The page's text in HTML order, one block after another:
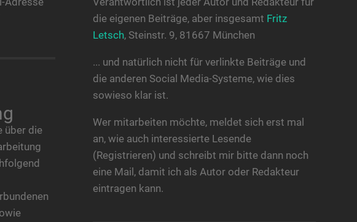
über die
die eigenen Beiträge, aber insgesamt Fritz
Letsch, Steinstr. 9, 81667 München
... und natürlich nicht für verlinkte Beiträge und
die anderen Social Media-Systeme, wie dies
sowieso klar ist.
Wer mitarbeiten möchte, meldet sich erst mal
an, wie auch interessierte Lesende
(Registrieren) und schreibt mir bitte dann noch
eine Mail, damit ich als Autor oder Redakteur
eintragen kann.